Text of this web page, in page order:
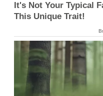
It's Not Your Typical
This Unique Trait!